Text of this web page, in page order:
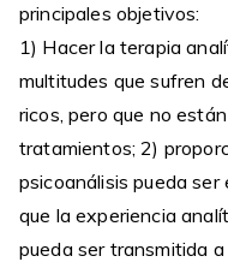
principales objetivos:
1) Hacer la terapia
multitudes que sufren
ricos, pero que no
tratamientos; 2)
psicoanálisis pueda
que la experiencia
pueda ser transmitida